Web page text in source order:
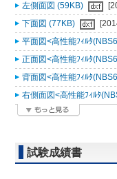
左側面図 (59KB)
下面図 (77KB)
平面図<高性能ﾌｨﾙﾀ
正面図<高性能ﾌｨﾙﾀ
背面図<高性能ﾌｨﾙﾀ
右側面図<高性能ﾌｨﾙﾀ
試験成績書